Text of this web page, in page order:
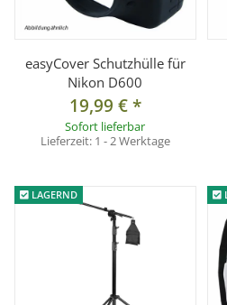
1x Octagon Pro 60 cm inkl.
easyCover Schutzhülle für
Nikon D600
19,99 €*
Sofort lieferbar
Lieferzeit: 1 - 2 Werktage
LAGERND